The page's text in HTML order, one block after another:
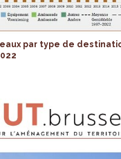
par type de